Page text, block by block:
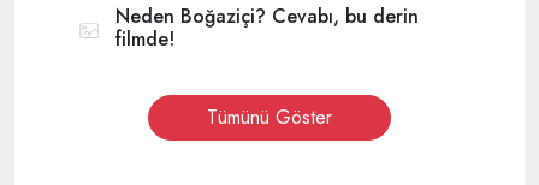
Neden Boğaziçi? Cevabı, bu derin
filmde!
Tümünü Göster